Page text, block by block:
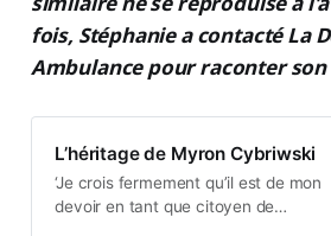
fois, Stéphanie a contacté La
Ambulance pour raconter
L’héritage de Myron Cybriwski
‘Je crois fermement qu’il est de mon
devoir en tant que citoyen de